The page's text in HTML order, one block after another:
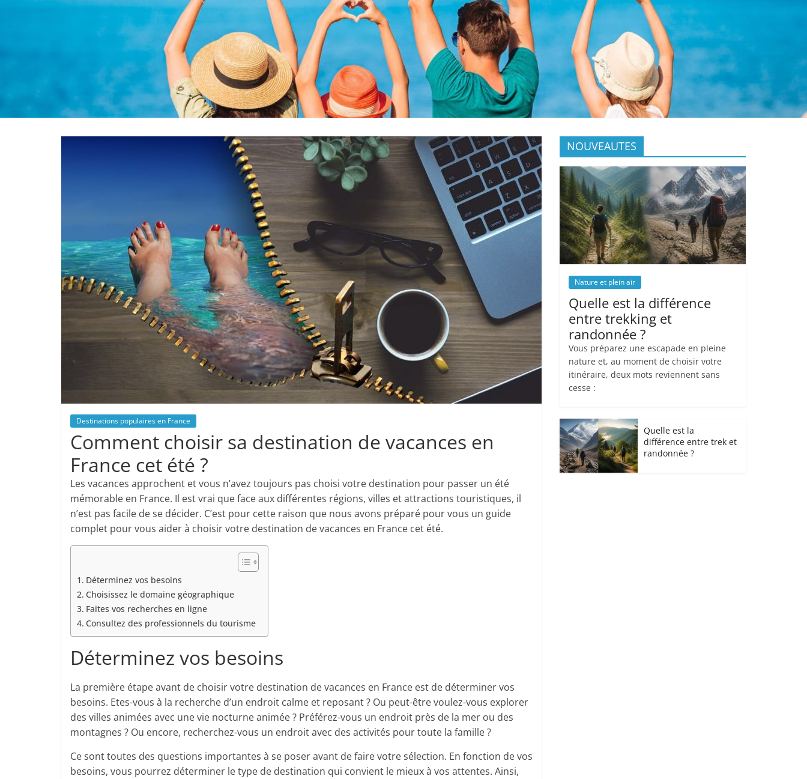
Destinations populaires en France
Comment choisir sa destination de vacances en
France cet été ?
Les vacances approchent et vous n’avez toujours pas choisi votre destination pour passer un été
mémorable en France. Il est vrai que face aux différentes régions, villes et attractions touristiques, il
n’est pas facile de se décider. C’est pour cette raison que nous avons préparé pour vous un guide
complet pour vous aider à choisir votre destination de vacances en France cet été.
Déterminez vos besoins
Choisissez le domaine géographique
Faites vos recherches en ligne
Consultez des professionnels du tourisme
Déterminez vos besoins
La première étape avant de choisir votre destination de vacances en France est de déterminer vos
besoins. Etes-vous à la recherche d’un endroit calme et reposant ? Ou peut-être voulez-vous explorer
des villes animées avec une vie nocturne animée ? Préférez-vous un endroit près de la mer ou des
montagnes ? Ou encore, recherchez-vous un endroit avec des activités pour toute la famille ?
Ce sont toutes des questions importantes à se poser avant de faire votre sélection. En fonction de vos
besoins, vous pourrez déterminer le type de destination qui convient le mieux à vos attentes. Ainsi,
NOUVEAUTES
Nature et plein air
Quelle est la différence
entre trekking et
randonnée ?
Vous préparez une escapade en pleine
nature et, au moment de choisir votre
itinéraire, deux mots reviennent sans
cesse :
Quelle est la
différence entre trek et
randonnée ?